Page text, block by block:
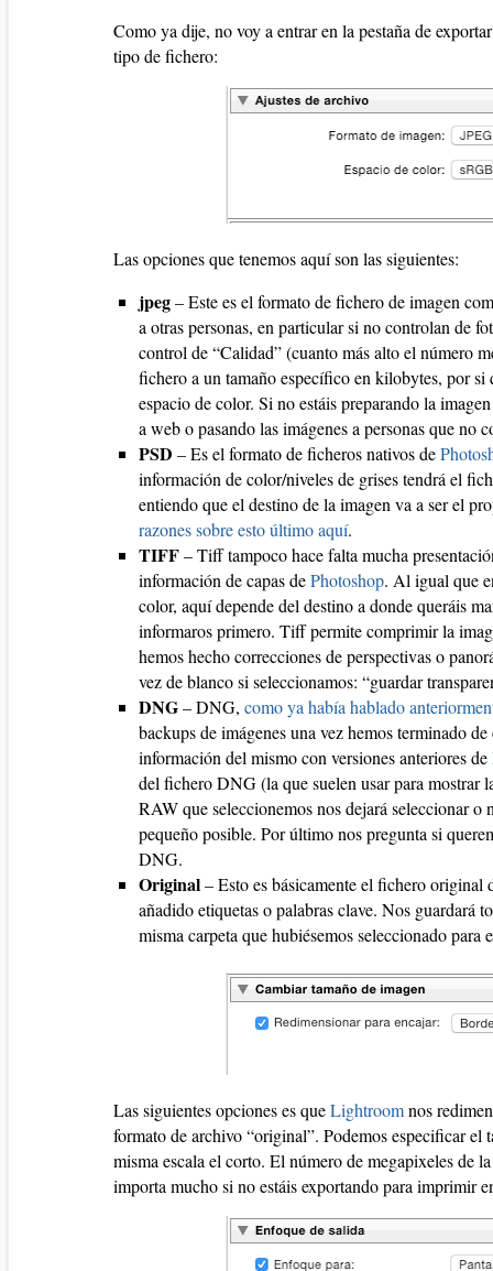
Como ya dije, no voy a entrar en la pestaña de
tipo de fichero:
Las opciones que tenemos aquí son las siguientes:
jpeg– Este es el formato de fichero de imagen
a otras personas, en particular si no controlan de
control de “Calidad” (cuanto más alto el número
fichero a un tamaño específico en kilobytes, por
espacio de color. Si no estáis preparando la
a web o pasando las imágenes a personas que
PSD – Es el formato de ficheros nativos de
información de color/niveles de grises tendrá el
entiendo que el destino de la imagen va a ser el
razones sobre esto último aquí.
TIFF– Tiff tampoco hace falta mucha
información de capas dePhotoshop. Al igual que
color, aquí depende del destino a donde queráis
informaros primero. Tiff permite comprimir la
hemos hecho correcciones de perspectivas o
vez de blanco si seleccionamos: “guardar
DNG– DNG,como ya había hablado
backups de imágenes una vez hemos terminado
información del mismo con versiones anteriores de
del fichero DNG (la que suelen usar para mostrar
RAW que seleccionemos nos dejará seleccionar
pequeño posible. Por último nos pregunta si
DNG.
Original– Esto es básicamente el fichero
añadido etiquetas o palabras clave. Nos guardará
misma carpeta que hubiésemos seleccionado para
Las siguientes opciones es queLightroomnos
formato de archivo “original”. Podemos especificar
misma escala el corto. El número de megapixeles de
importa mucho si no estáis exportando para imprimir